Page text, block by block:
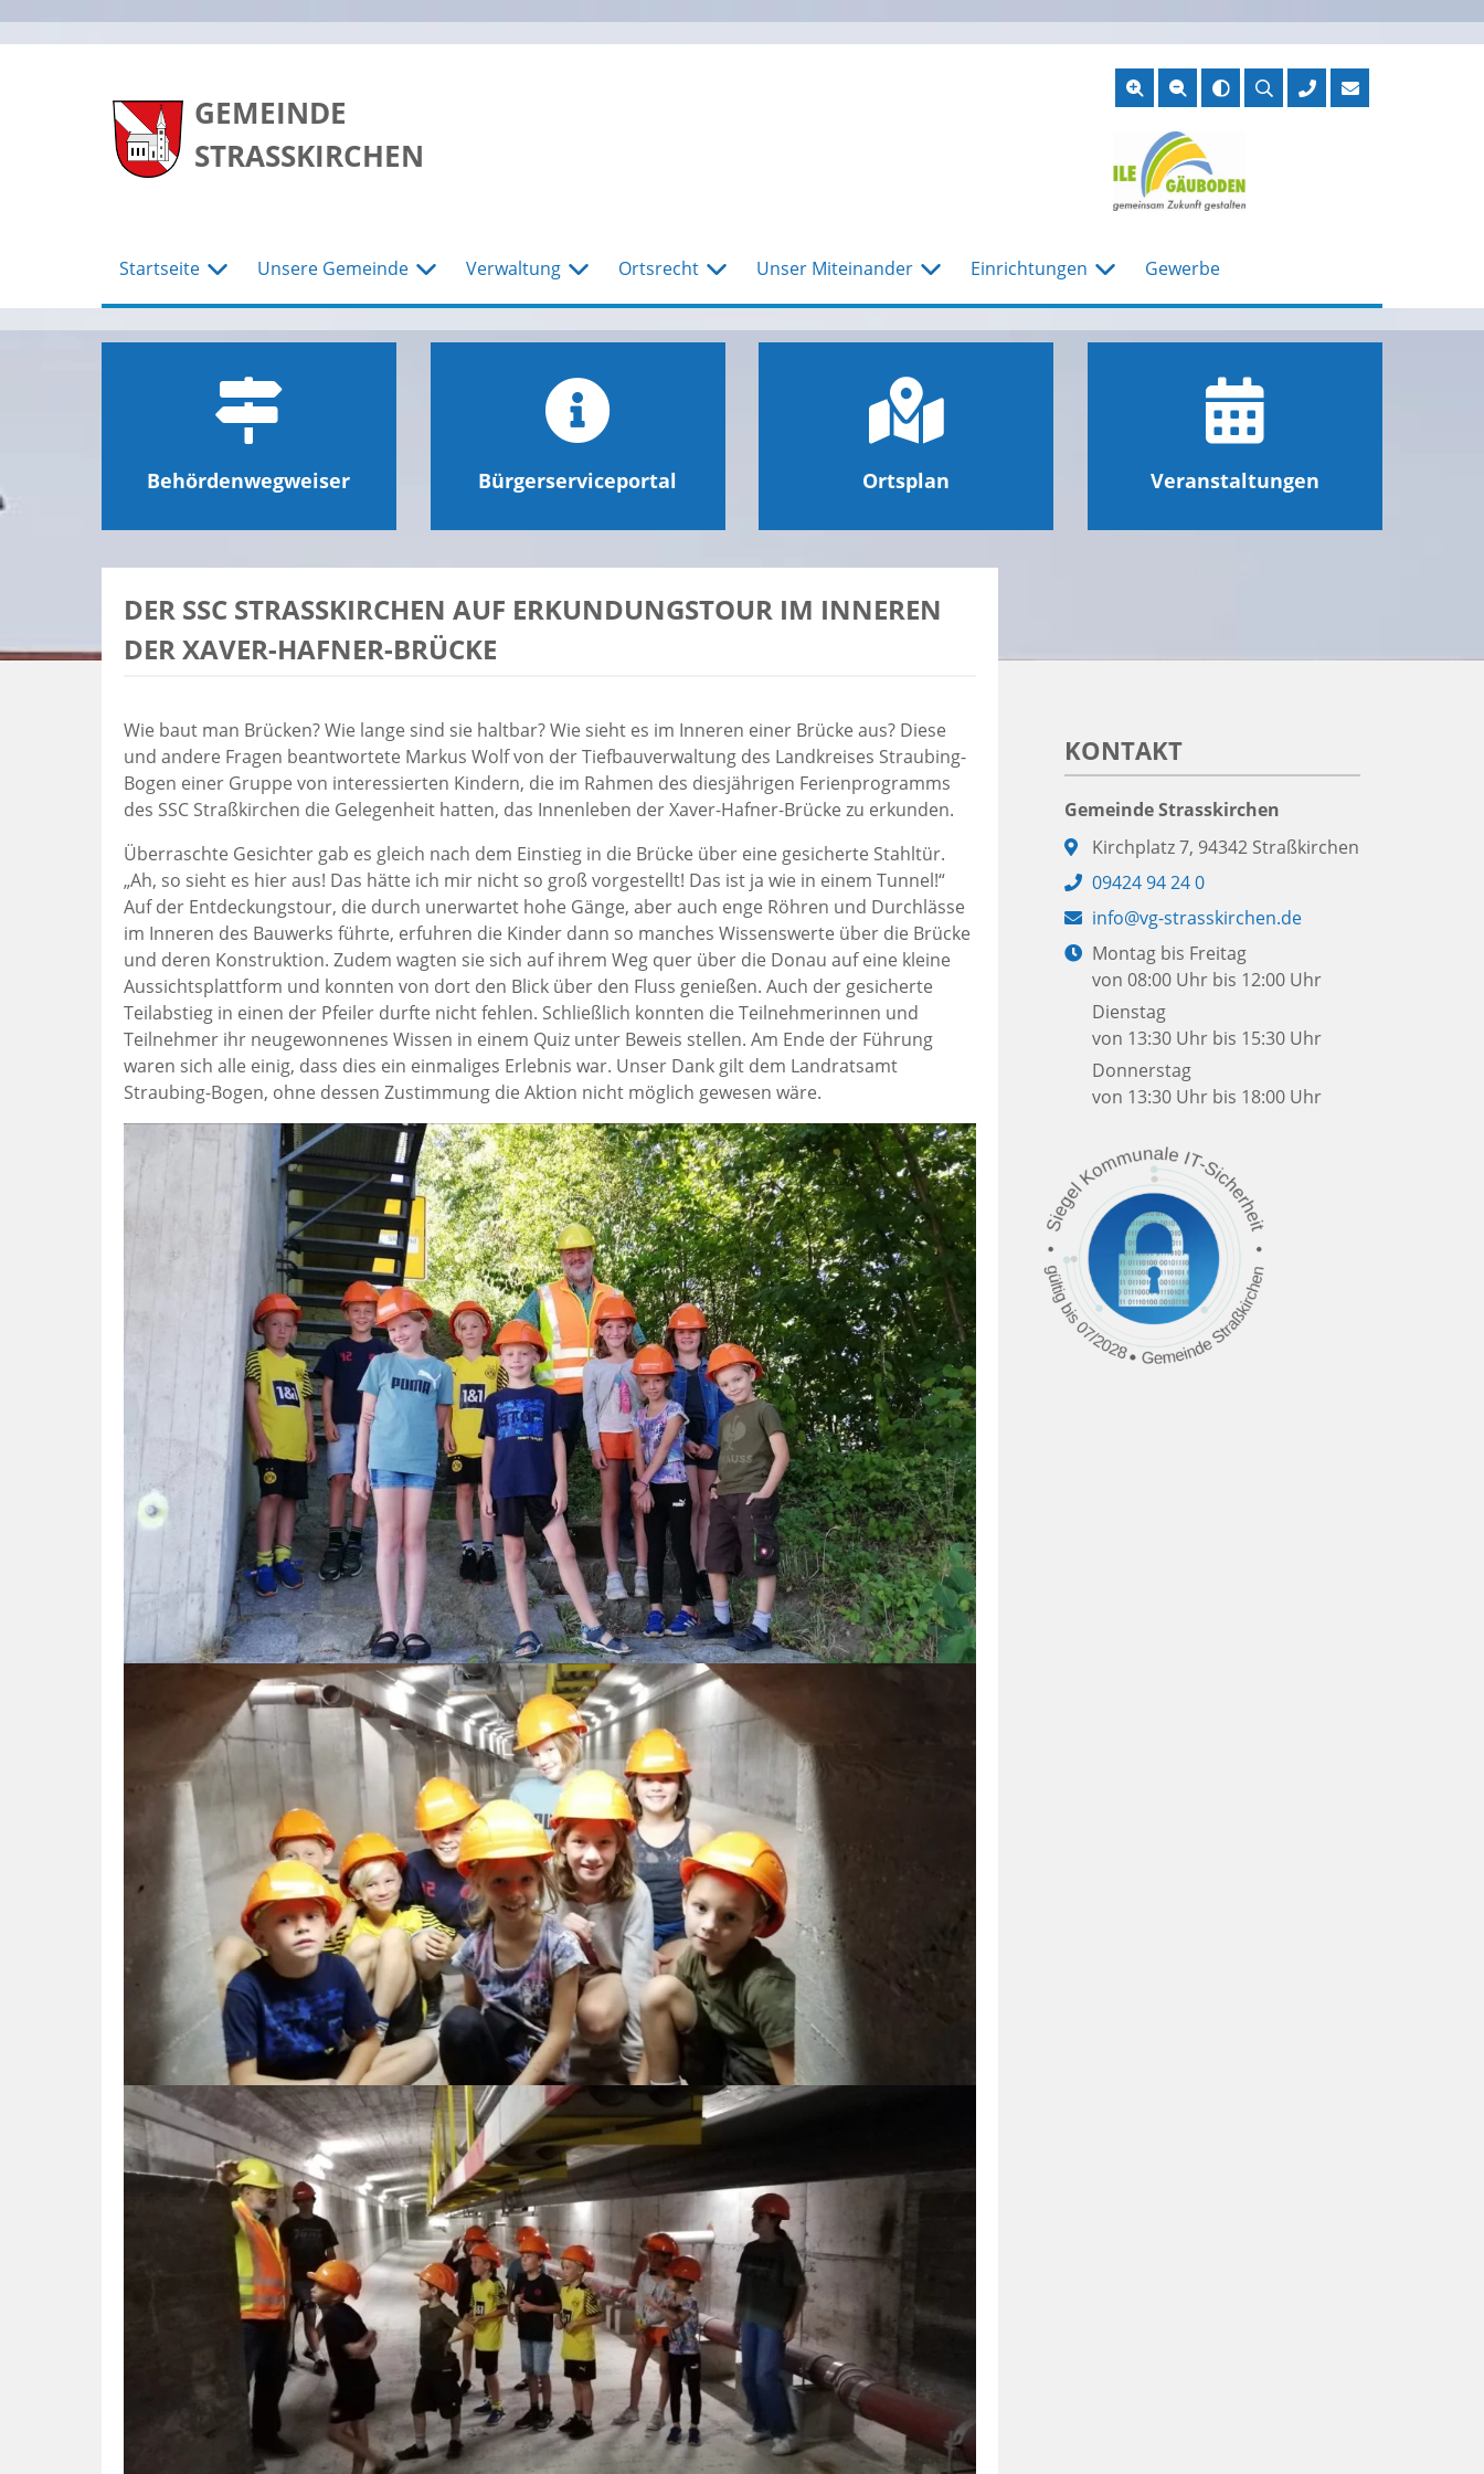
GEMEINDE
STRASSKIRCHEN
Suche
Startseite Unsere Gemeinde Verwaltung Ortsrecht Unser Miteinander Einrichtungen Gewerbe
Behördenwegweiser Bürgerserviceportal Ortsplan Veranstaltungen
DER SSC STRASSKIRCHEN AUF ERKUNDUNGSTOUR IM INNEREN D
ER XAVER-HAFNER-BRÜCKE
Wie baut man Brücken? Wie lange sind sie haltbar? Wie sieht es im Inneren einer Brücke aus? Diese
und andere Fragen beantwortete Markus Wolf von der Tiefbauverwaltung des Landkreises Straubing-
Bogen einer Gruppe von interessierten Kindern, die im Rahmen des diesjährigen Ferienprogramms
des SSC Straßkirchen die Gelegenheit hatten, das Innenleben der Xaver-Hafner-Brücke zu erkunden.
Überraschte Gesichter gab es gleich nach dem Einstieg in die Brücke über eine gesicherte Stahltür.
„Ah, so sieht es hier aus! Das hätte ich mir nicht so groß vorgestellt! Das ist ja wie in einem Tunnel!“
Auf der Entdeckungstour, die durch unerwartet hohe Gänge, aber auch enge Röhren und Durchlässe
im Inneren des Bauwerks führte, erfuhren die Kinder dann so manches Wissenswerte über die Brücke
und deren Konstruktion. Zudem wagten sie sich auf ihrem Weg quer über die Donau auf eine kleine
Aussichtsplattform und konnten von dort den Blick über den Fluss genießen. Auch der gesicherte
Teilabstieg in einen der Pfeiler durfte nicht fehlen. Schließlich konnten die Teilnehmerinnen und
Teilnehmer ihr neugewonnenes Wissen in einem Quiz unter Beweis stellen. Am Ende der Führung
waren sich alle einig, dass dies ein einmaliges Erlebnis war. Unser Dank gilt dem Landratsamt
Straubing-Bogen, ohne dessen Zustimmung die Aktion nicht möglich gewesen wäre.
KONTAKT
Gemeinde Strasskirchen
Adresse:
Kirchplatz 7, 94342 Straßkirchen
Telefon:
09424 94 24 0
E-
Mail:
info@vg-strasskirchen.de
Öffnungszeiten:
Montag bis Freitag
von 08:00 Uhr bis 12:00 Uhr
Dienstag
von 13:30 Uhr bis 15:30 Uhr
Donnerstag
von 13:30 Uhr bis 18:00 Uhr